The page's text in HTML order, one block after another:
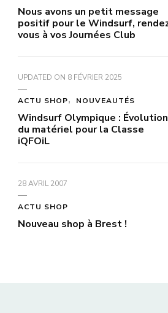
Nous avons un petit message
positif pour le Windsurf,
vous à vos Journées Club
UPDATED ON 8 FÉVRIER 2025
ACTU SHOP NOUVEAUTÉS
Windsurf Olympique : Évolution
du matériel pour la Classe
iQFOiL
28 AVRIL 2007
ACTU SHOP
Nouveau shop à Brest !